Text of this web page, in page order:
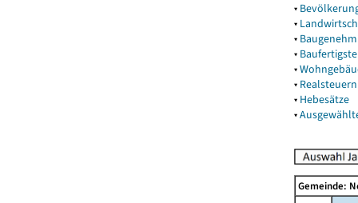
▾
▾
▾
▾
▾
▾ Realsteuern
▾ Hebesätze
▾
Gemeinde: